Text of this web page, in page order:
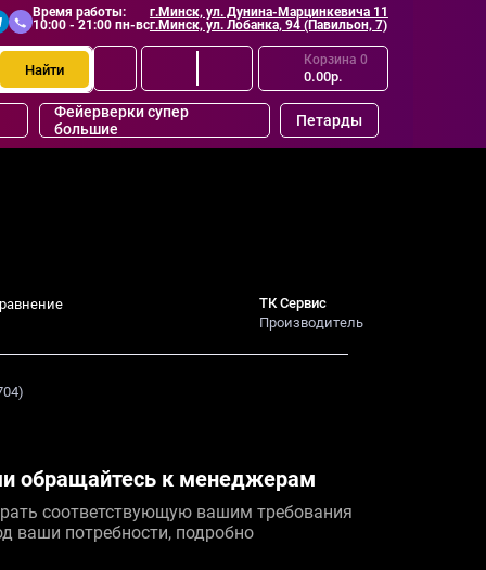
Время работы:
10:00 - 21:00 пн-вс
г.Минск, ул. Дунина-Марцинкевича 11
г.Минск, ул. Лобанка, 94 (Павильон, 7)
Найти
Корзина 0
0.00р.
Фейерверки супер
большие
Петарды
ТК Сервис
Производитель
обращайтесь к менеджерам
соответствующую вашим требования
ваши потребности, подробно